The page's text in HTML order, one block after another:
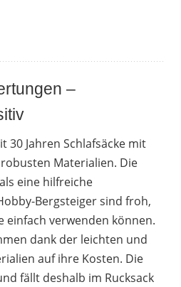
–
30 Jahren Schlafsäcke mit
Materialien. Die
eine hilfreiche
Bergsteiger sind froh,
einfach verwenden können.
dank der leichten und
auf ihre Kosten. Die
fällt deshalb im Rucksack